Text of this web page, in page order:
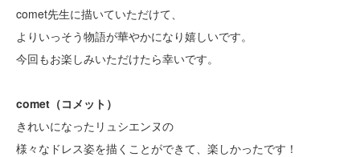
comet先生に描いていただけて、
よりいっそう物語が華やかになり嬉しいです。
今回もお楽しみいただけたら幸いです。
comet（コメット）
きれいになったリュシエンヌの
様々なドレス姿を描くことができて、楽しかったです！